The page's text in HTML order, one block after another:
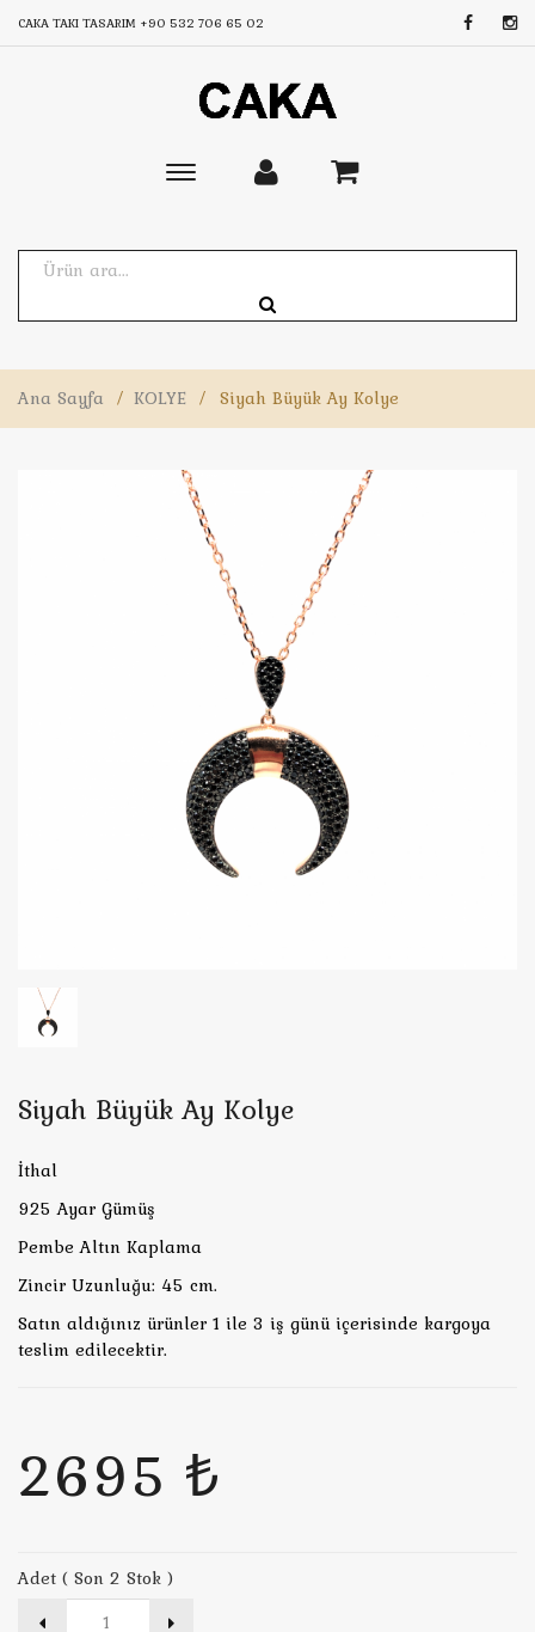
CAKA TAKI TASARIM +90 532 706 65 02
Toggle
Ana Sayfa / KOLYE / Siyah Büyük Ay Kolye
Siyah Büyük Ay Kolye
İthal
925 Ayar Gümüş
Pembe Altın Kaplama
Zincir Uzunluğu: 45 cm.
Satın aldığınız ürünler 1 ile 3 iş günü içerisinde kargoya
teslim edilecektir.
2695 ₺
Adet ( Son 2 Stok )